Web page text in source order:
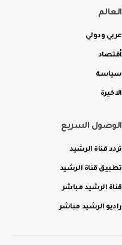
العالم
عربي ودولي
أقتصاد
سياسة
الاخيرة
الوصول السريع
تردد قناة الرشيد
تطبيق قناة الرشيد
قناة الرشيد مباشر
راديو الرشيد مباشر